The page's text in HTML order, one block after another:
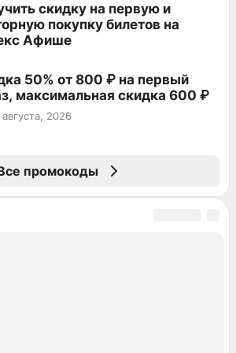
скидку на первую и
покупку билетов на
Афише
50% от 800 ₽ на первый
максимальная скидка 600 ₽
2026
промокоды